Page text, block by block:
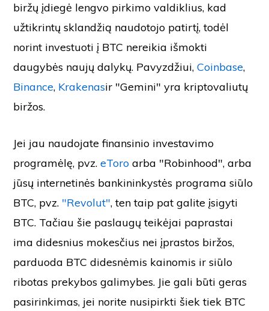
biržų įdiegė lengvo pirkimo valdiklius, kad
užtikrintų sklandžią naudotojo patirtį, todėl
norint investuoti į BTC nereikia išmokti
daugybės naujų dalykų. Pavyzdžiui,Coinbase,
Binance, Krakenasir "Gemini" yra kriptovaliutų
biržos.
Jei jau naudojate finansinio investavimo
programėlę, pvz.eToro arba "Robinhood", arba
jūsų internetinės bankininkystės programa siūlo
BTC, pvz. "Revolut", ten taip pat galite įsigyti
BTC. Tačiau šie paslaugų teikėjai paprastai
ima didesnius mokesčius nei įprastos biržos,
parduoda BTC didesnėmis kainomis ir siūlo
ribotas prekybos galimybes. Jie gali būti geras
pasirinkimas, jei norite nusipirkti šiek tiek BTC